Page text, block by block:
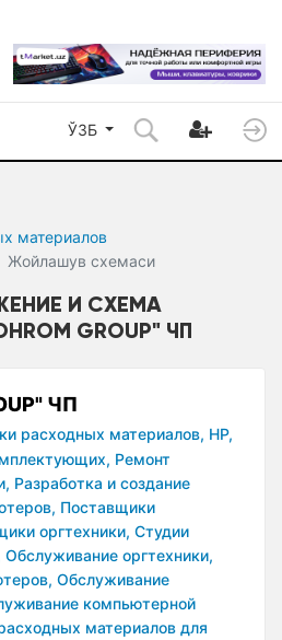
ЎЗБ
материалов
Жойлашув сxемаси
И СХЕМА
GROUP" ЧП
ЧП
расходных материалов, HP,
Ремонт
Разработка и создание
Поставщики
оргтехники, Студии
Обслуживание оргтехники,
Обслуживание
компьютерной
материалов для